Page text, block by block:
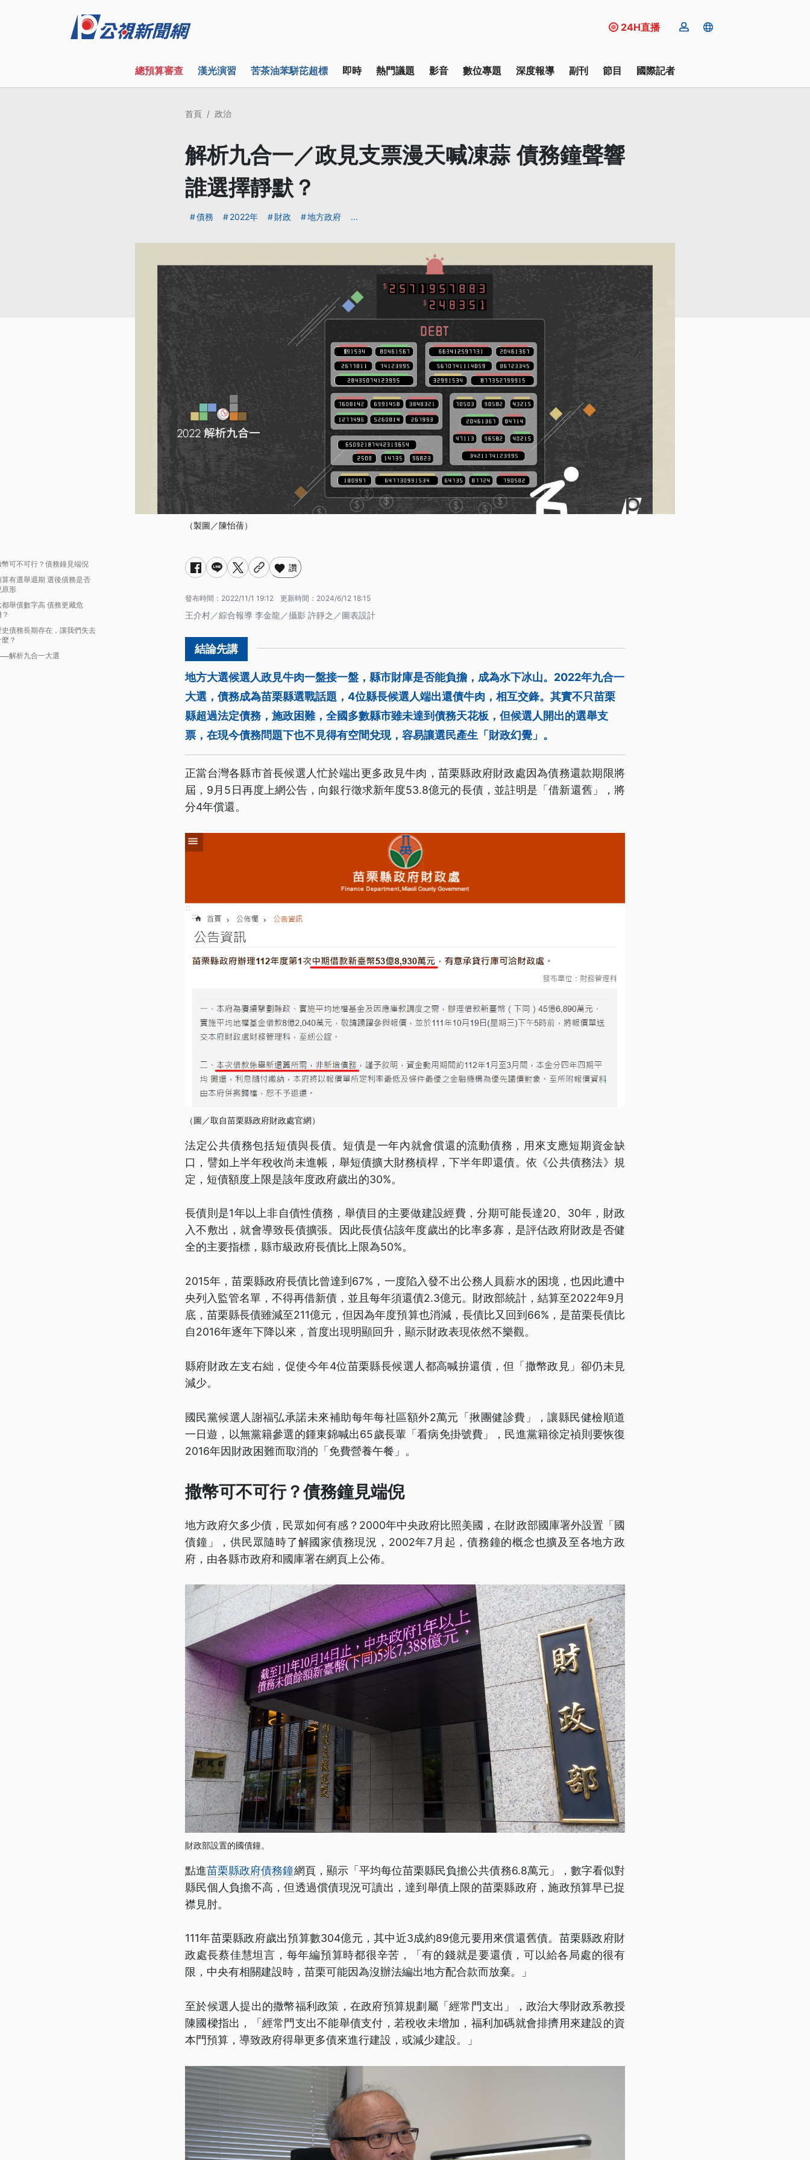
24H直播
總預算審查 漢光演習 苦茶油苯駢芘超標 即時 熱門議題 影音 數位專題 深度報導 副刊 節目 國際記者
首頁 政治
解析九合一／政見支票漫天喊凍蒜 債務鐘聲響
誰選擇靜默？
債務 2022年 財政 地方政府 ...
（製圖／陳怡蒨）
幣可不可行？債務鐘見端倪
算有選舉週期 選後債務是否
原形
都舉債數字高 債務更藏危
史債務長期存在，讓我們失去
？
解析九合一大選
讚
發布時間： 2022/11/1 19:12 更新時間： 2024/6/12 18:15
王介村／綜合報導 李金龍／攝影 許靜之／圖表設計
地方大選候選人政見牛肉一盤接一盤，縣市財庫是否能負擔，成為水下冰山。2022年九合一
大選，債務成為苗栗縣選戰話題，4位縣長候選人端出還債牛肉，相互交鋒。其實不只苗栗
縣超過法定債務，施政困難，全國多數縣市雖未達到債務天花板，但候選人開出的選舉支
票，在現今債務問題下也不見得有空間兌現，容易讓選民產生「財政幻覺」。
正當台灣各縣市首長候選人忙於端出更多政見牛肉，苗栗縣政府財政處因為債務還款期限將
屆，9月5日再度上網公告，向銀行徵求新年度53.8億元的長債，並註明是「借新還舊」，將
分4年償還。
（圖／取自苗栗縣政府財政處官網）
法定公共債務包括短債與長債。短債是一年內就會償還的流動債務，用來支應短期資金缺
口，譬如上半年稅收尚未進帳，舉短債擴大財務槓桿，下半年即還債。依《公共債務法》規
定，短債額度上限是該年度政府歲出的30%。
長債則是1年以上非自債性債務，舉債目的主要做建設經費，分期可能長達20、30年，財政
入不敷出，就會導致長債擴張。因此長債佔該年度歲出的比率多寡，是評估政府財政是否健
全的主要指標，縣市級政府長債比上限為50%。
2015年，苗栗縣政府長債比曾達到67%，一度陷入發不出公務人員薪水的困境，也因此遭中
央列入監管名單，不得再借新債，並且每年須還債2.3億元。財政部統計，結算至2022年9月
底，苗栗縣長債雖減至211億元，但因為年度預算也消減，長債比又回到66%，是苗栗長債比
自2016年逐年下降以來，首度出現明顯回升，顯示財政表現依然不樂觀。
縣府財政左支右絀，促使今年4位苗栗縣長候選人都高喊拚還債，但「撒幣政見」卻仍未見
減少。
國民黨候選人謝福弘承諾未來補助每年每社區額外2萬元「揪團健診費」，讓縣民健檢順道
一日遊，以無黨籍參選的鍾東錦喊出65歲長輩「看病免掛號費」，民進黨籍徐定禎則要恢復
2016年因財政困難而取消的「免費營養午餐」。
撒幣可不可行？債務鐘見端倪
地方政府欠多少債，民眾如何有感？2000年中央政府比照美國，在財政部國庫署外設置「國
債鐘」，供民眾隨時了解國家債務現況，2002年7月起，債務鐘的概念也擴及至各地方政
府，由各縣市政府和國庫署在網頁上公佈。
財政部設置的國債鐘。
點進苗栗縣政府債務鐘網頁，顯示「平均每位苗栗縣民負擔公共債務6.8萬元」，數字看似對
縣民個人負擔不高，但透過償債現況可讀出，達到舉債上限的苗栗縣政府，施政預算早已捉
襟見肘。
111年苗栗縣政府歲出預算數304億元，其中近3成約89億元要用來償還舊債。苗栗縣政府財
政處長蔡佳慧坦言，每年編預算時都很辛苦，「有的錢就是要還債，可以給各局處的很有
限，中央有相關建設時，苗栗可能因為沒辦法編出地方配合款而放棄。」
至於候選人提出的撒幣福利政策，在政府預算規劃屬「經常門支出」，政治大學財政系教授
陳國樑指出，「經常門支出不能舉債支付，若稅收未增加，福利加碼就會排擠用來建設的資
本門預算，導致政府得舉更多債來進行建設，或減少建設。」